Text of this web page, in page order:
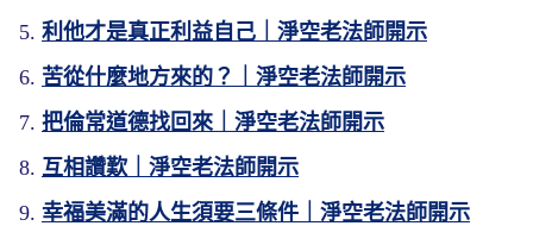
利他才是真正利益自己｜淨空老法師開示
苦從什麼地方來的？｜淨空老法師開示
把倫常道德找回來｜淨空老法師開示
互相讚歎｜淨空老法師開示
幸福美滿的人生須要三條件｜淨空老法師開示